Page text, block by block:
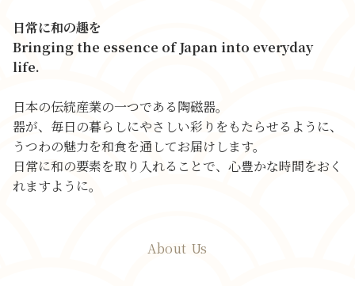
日常に和の趣を
Bringing the essence of Japan into everyday
life.
日本の伝統産業の一つである陶磁器。
器が、毎日の暮らしにやさしい彩りをもたらせるように、
うつわの魅力を和食を通してお届けします。
日常に和の要素を取り入れることで、心豊かな時間をおく
れますように。
About Us